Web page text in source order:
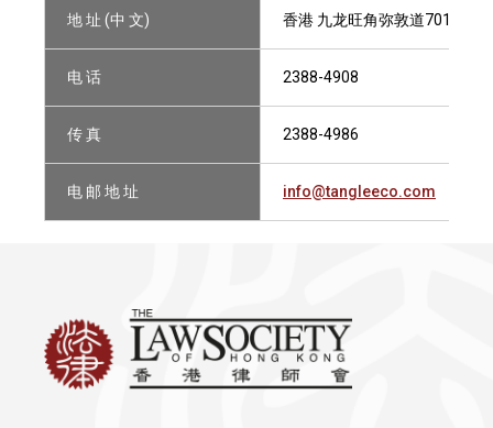
地 址 (中 文) 香港 九龙旺角弥敦道701号 番
电 话 2388-4908
传 真 2388-4986
电 邮 地 址 info@tangleeco.com